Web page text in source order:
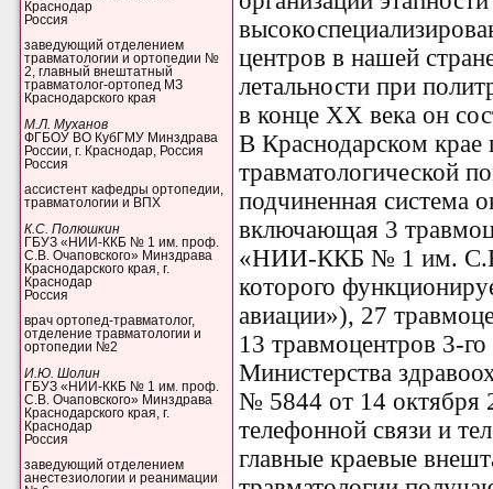
Краснодар
Россия
заведующий отделением
травматологии и ортопедии №
2, главный внештатный
травматолог-ортопед МЗ
Краснодарского края
М.Л. Муханов
ФГБОУ ВО КубГМУ Минздрава
России, г. Краснодар, Россия
Россия
ассистент кафедры ортопедии,
травматологии и ВПХ
К.С. Полюшкин
ГБУЗ «НИИ-ККБ № 1 им. проф.
С.В. Очаповского» Минздрава
Краснодарского края, г.
Краснодар
Россия
врач ортопед-травматолог,
отделение травматологии и
ортопедии №2
И.Ю. Шолин
ГБУЗ «НИИ-ККБ № 1 им. проф.
С.В. Очаповского» Минздрава
Краснодарского края, г.
Краснодар
Россия
заведующий отделением
анестезиологии и реанимации
центров в нашей
летальности при
в конце ХХ века он
В Краснодарском крае
травматологической
подчиненная система
включающая 3
«НИИ-ККБ № 1 им. С.В.
которого
авиации»), 27
13 травмоцентров 3-
Министерства
№ 5844 от 14 октября
телефонной связи и
главные краевые